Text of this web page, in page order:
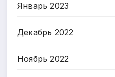
Январь 2023
Декабрь 2022
Ноябрь 2022